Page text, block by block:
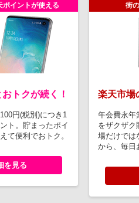
ポイントが使える
トクが続く！
円(税別)につき1
ト。貯まったポイ
て便利でおトク。
を見る
街
楽天市場
年会費永年
をザクザク
場だけでは
から、